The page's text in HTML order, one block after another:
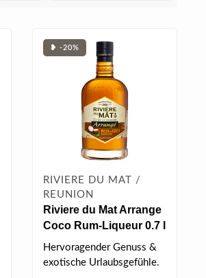
❥ -20%
RIVIERE DU MAT /
REUNION
Riviere du Mat Arrange
Coco Rum-Liqueur 0.7 l
35% vol
Hervoragender Genuss &
exotische Urlaubsgefühle.